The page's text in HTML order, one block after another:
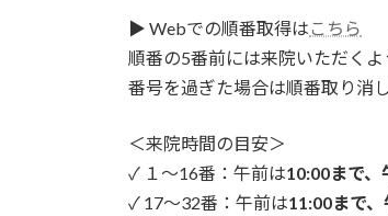
▶ Webでの順番取得は こちら
順番の5番前には来院いただくよ
番号を過ぎた場合は順番取り消
＜来院時間の目安＞
✓ １～16番：午前は10:00まで、
✓ 17～32番：午前は11:00まで